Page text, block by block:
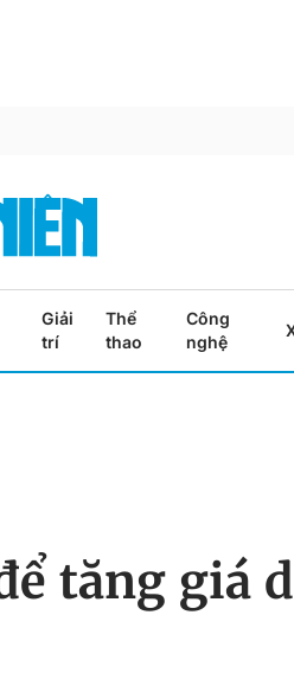
Giải
trí
Thể
thao
Công
nghệ
tăng giá